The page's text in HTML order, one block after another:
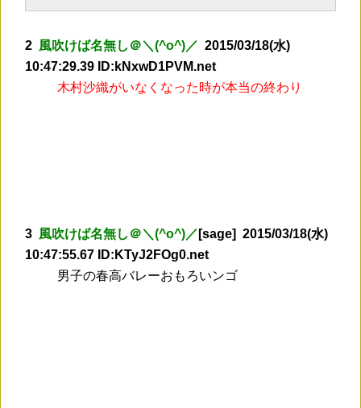
2 風吹けば名無し＠＼(^o^)／ 2015/03/18(水)
10:47:29.39 ID:kNxwD1PVM.net
木村沙織がいなくなった時が本当の終わり
3 風吹けば名無し＠＼(^o^)／ [sage] 2015/03/18(水)
10:47:55.67 ID:KTyJ2FOg0.net
男子の春高バレーおもろいンゴ